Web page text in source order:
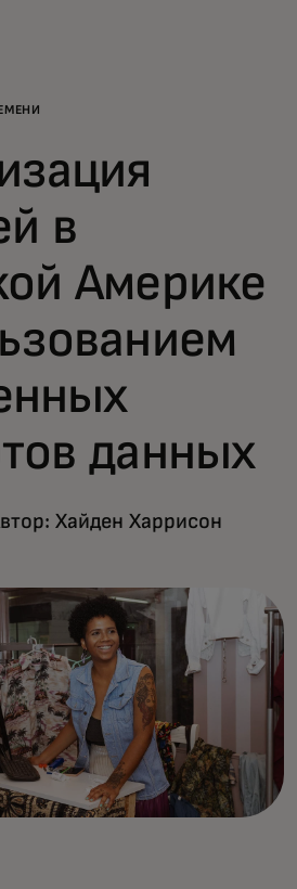
в
Америке
данных
Хайден Харрисон